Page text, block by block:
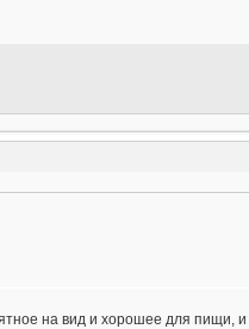
на вид и хорошее для пищи,